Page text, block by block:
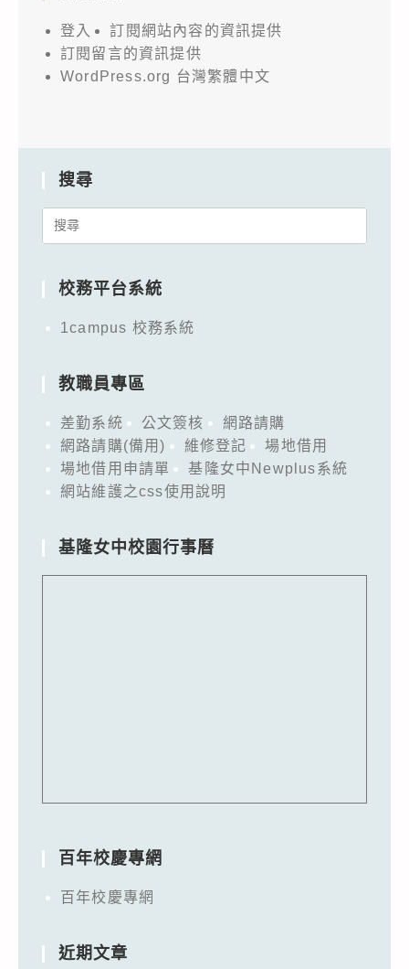
登入
訂閱網站內容的資訊提供
訂閱留言的資訊提供
WordPress.org 台灣繁體中文
搜尋
Search
校務平台系統
1campus 校務系統
教職員專區
差勤系統 公文簽核
網路請購
網路請購(備用)
維修登記
場地借用
場地借用申請單
基隆女中Newplus系統
網站維護之css使用說明
基隆女中校園行事曆
百年校慶專網
百年校慶專網
近期文章